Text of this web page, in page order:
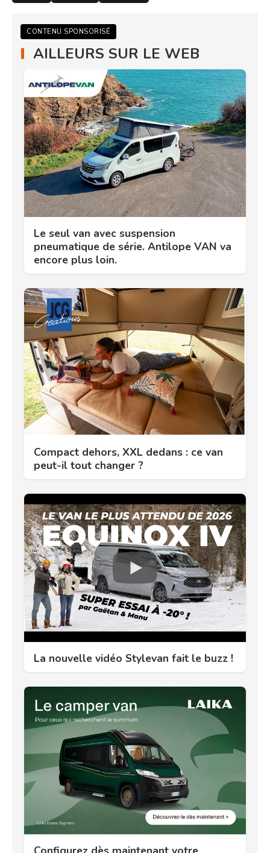
CONTENU SPONSORISÉ
AILLEURS SUR LE WEB
Le seul van avec suspension
pneumatique de série. Antilope VAN va
encore plus loin.
Compact dehors, XXL dedans : ce van
peut-il tout changer ?
La nouvelle vidéo Stylevan fait le buzz !